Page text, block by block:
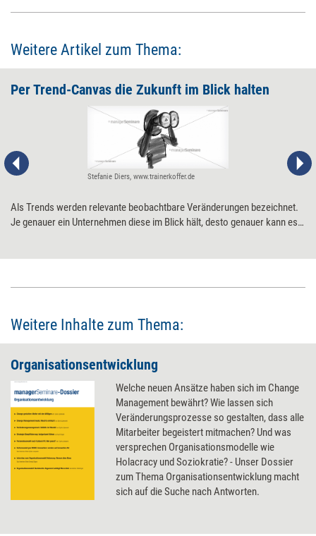
Weitere Artikel zum Thema:
Per Trend-Canvas die Zukunft im Blick halten
Stefanie Diers, www.trainerkoffer.de
Als Trends werden relevante beobachtbare Veränderungen bezeichnet.
Je genauer ein Unternehmen diese im Blick hält, desto genauer kann es
Weitere Inhalte zum Thema:
Organisationsentwicklung
Welche neuen Ansätze haben sich im Change
Management bewährt? Wie lassen sich
Veränderungsprozesse so gestalten, dass alle
Mitarbeiter begeistert mitmachen? Und was
versprechen Organisationsmodelle wie
Holacracy und Soziokratie? - Unser Dossier
zum Thema Organisationsentwicklung macht
sich auf die Suche nach Antworten.